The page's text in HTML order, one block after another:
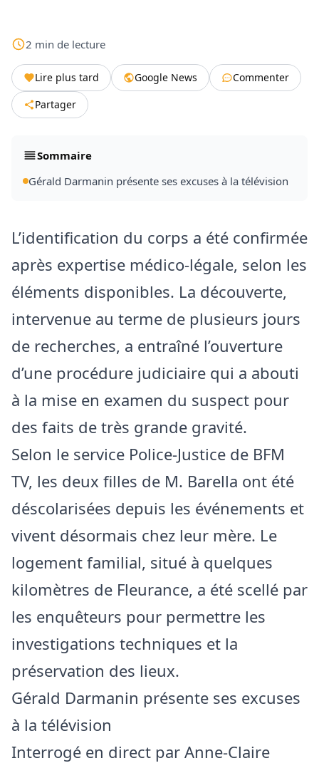
2 min de lecture
Lire plus tard Google News
Commenter
Partager
Sommaire
Gérald Darmanin présente ses excuses à la télévision
L’identification du corps a été confirmée
après expertise médico-légale, selon les
éléments disponibles. La découverte,
intervenue au terme de plusieurs jours
de recherches, a entraîné l’ouverture
d’une procédure judiciaire qui a abouti
à la mise en examen du suspect pour
des faits de très grande gravité.
Selon le service Police-Justice de BFM
TV, les deux filles de M. Barella ont été
déscolarisées depuis les événements et
vivent désormais chez leur mère. Le
logement familial, situé à quelques
kilomètres de Fleurance, a été scellé par
les enquêteurs pour permettre les
investigations techniques et la
préservation des lieux.
Gérald Darmanin présente ses excuses
à la télévision
Interrogé en direct par Anne‑Claire